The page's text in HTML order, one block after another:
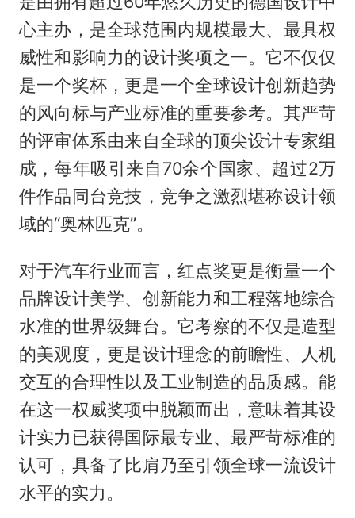
心主办，是全球范围内规模最大、最具权
威性和影响力的设计奖项之一。它不仅仅
是一个奖杯，更是一个全球设计创新趋势
的风向标与产业标准的重要参考。其严苛
的评审体系由来自全球的顶尖设计专家组
成，每年吸引来自70余个国家、超过2万
件作品同台竞技，竞争之激烈堪称设计领
域的“奥林匹克”。
对于汽车行业而言，红点奖更是衡量一个
品牌设计美学、创新能力和工程落地综合
水准的世界级舞台。它考察的不仅是造型
的美观度，更是设计理念的前瞻性、人机
交互的合理性以及工业制造的品质感。能
在这一权威奖项中脱颖而出，意味着其设
计实力已获得国际最专业、最严苛标准的
认可，具备了比肩乃至引领全球一流设计
水平的实力。